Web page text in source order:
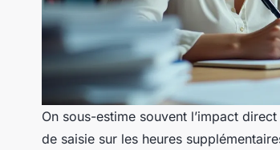
On sous-estime souvent l’impact
de saisie sur les heures